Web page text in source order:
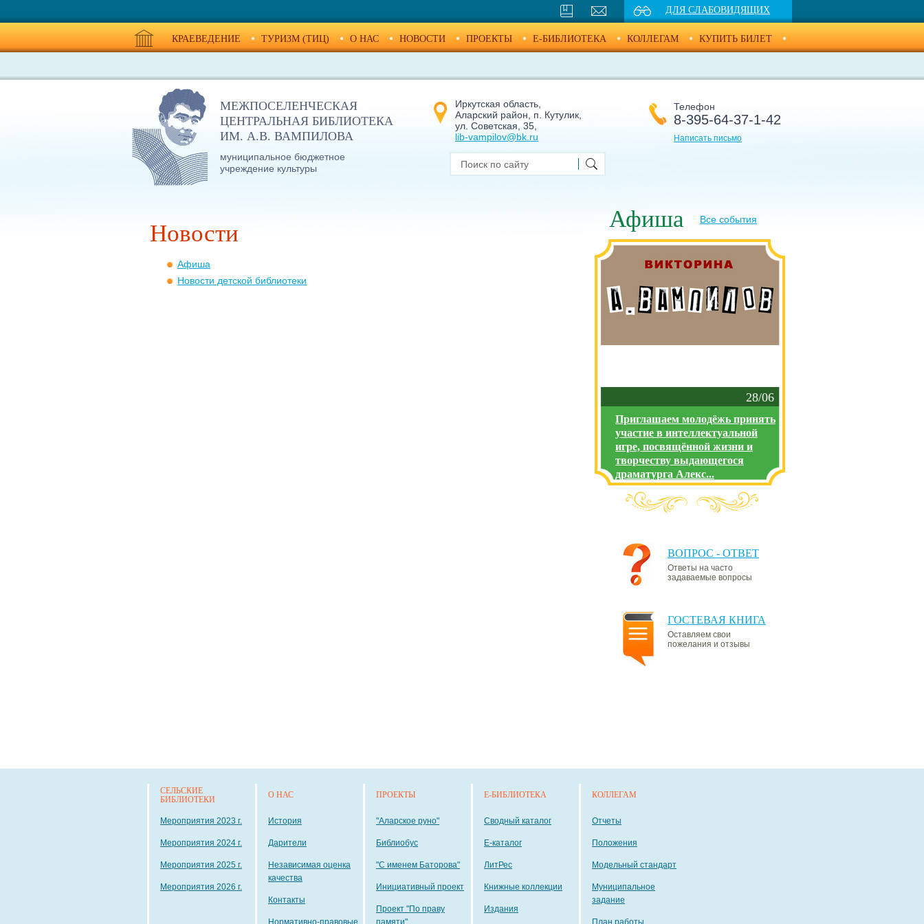
ДЛЯ СЛАБОВИДЯЩИХ
КРАЕВЕДЕНИЕ ТУРИЗМ (ТИЦ) О НАС НОВОСТИ ПРОЕКТЫ E-БИБЛИОТЕКА КОЛЛЕГАМ КУПИТЬ БИЛЕТ
МЕЖПОСЕЛЕНЧЕСКАЯ
ЦЕНТРАЛЬНАЯ БИБЛИОТЕКА
ИМ. А.В. ВАМПИЛОВА
муниципальное бюджетное
учреждение культуры
Иркутская область,
Аларский район, п. Кутулик,
ул. Советская, 35,
lib-vampilov@bk.ru
Телефон
8-395-64-37-1-42
Написать письмо
Новости
Афиша
Новости детской библиотеки
Афиша Все события
28/06
Приглашаем молодёжь принять
участие в интеллектуальной
игре, посвящённой жизни и
творчеству выдающегося
драматурга Алекс...
ВОПРОС - ОТВЕТ
Ответы на часто
задаваемые вопросы
ГОСТЕВАЯ КНИГА
Оставляем свои
пожелания и отзывы
СЕЛЬСКИЕ
БИБЛИОТЕКИ
Мероприятия 2023 г.
Мероприятия 2024 г.
Мероприятия 2025 г.
Мероприятия 2026 г.
О НАС
История
Дарители
Независимая оценка
качества
Контакты
Нормативно-правовые
ПРОЕКТЫ
"Аларское руно"
Библиобус
"С именем Баторова"
Инициативный проект
Проект "По праву
памяти"
E-БИБЛИОТЕКА
Сводный каталог
E-каталог
ЛитРес
Книжные коллекции
Издания
КОЛЛЕГАМ
Отчеты
Положения
Модельный стандарт
Муниципальное
задание
План работы